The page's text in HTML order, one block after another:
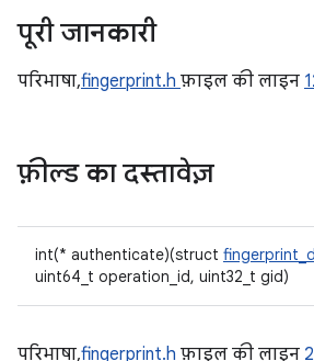
पूरी जानकारी
परिभाषा,fingerprint.h फ़ाइल की लाइन
फ़ील्ड का दस्तावेज़
int(* authenticate)(struct
uint64_t operation_id, uint32_t gid)
परिभाषा,fingerprint.h फ़ाइल की लाइन